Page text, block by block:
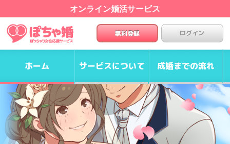
オンライン婚活サービス
無料登録 ログイン
ホーム サービスについて 成婚までの流れ